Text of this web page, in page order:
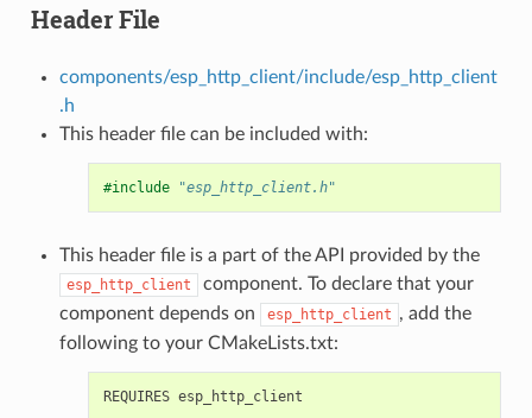
Header File
components/esp_http_client/include/esp_http_client
.h
This header file can be included with:
#include "esp_http_client.h"
This header file is a part of the API provided by the
esp_http_client
component. To declare that your
component depends on
esp_http_client , add the
following to your CMakeLists.txt: